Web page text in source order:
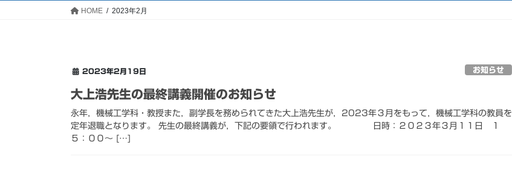
HOME 2023年2月
2023年2月19日 お知らせ
大上浩先生の最終講義開催のお知らせ
永年，機械工学科・教授また，副学長を務められてきた大上浩先生が，2023年３月をもって，機械工学科の教員を
定年退職となります。 先生の最終講義が，下記の要領で行われます。 日時：２０２３年３月１１日 １
５：００～ […]